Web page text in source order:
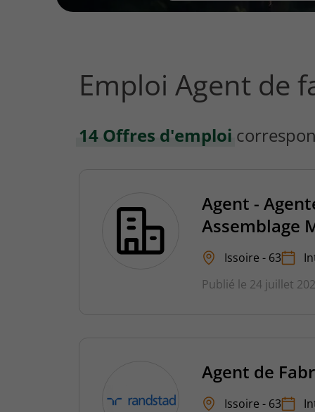
vous
Emploi Agent de
14 Offres d'emploi
Agent -
Assemblage
Issoire - 63
Publié le 24 juillet
Agent de
Issoire - 63